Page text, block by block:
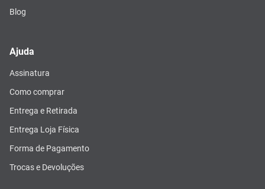
Blog
Ajuda
Assinatura
Como comprar
Entrega e Retirada
Entrega Loja Física
Forma de Pagamento
Trocas e Devoluções